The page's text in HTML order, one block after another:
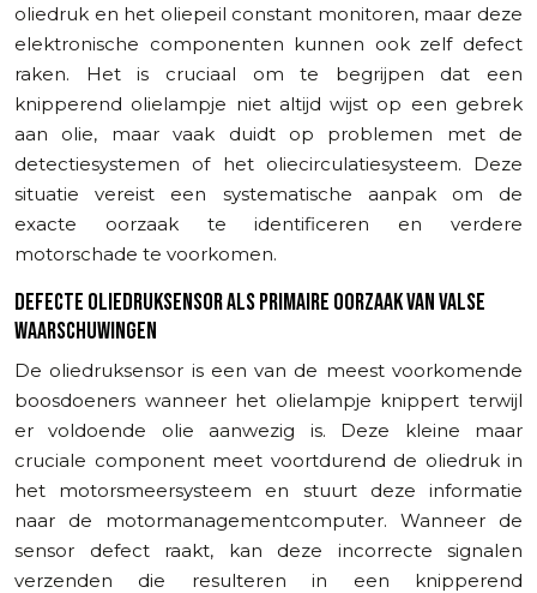
oliedruk en het oliepeil constant monitoren, maar deze
elektronische componenten kunnen ook zelf defect
raken. Het is cruciaal om te begrijpen dat een
knipperend olielampje niet altijd wijst op een gebrek
aan olie, maar vaak duidt op problemen met de
detectiesystemen of het oliecirculatiesysteem. Deze
situatie vereist een systematische aanpak om de
exacte oorzaak te identificeren en verdere
motorschade te voorkomen.
DEFECTE OLIEDRUKSENSOR ALS PRIMAIRE OORZAAK VAN VALSE
WAARSCHUWINGEN
De oliedruksensor is een van de meest voorkomende
boosdoeners wanneer het olielampje knippert terwijl
er voldoende olie aanwezig is. Deze kleine maar
cruciale component meet voortdurend de oliedruk in
het motorsmeersysteem en stuurt deze informatie
naar de motormanagementcomputer. Wanneer de
sensor defect raakt, kan deze incorrecte signalen
verzenden die resulteren in een knipperend